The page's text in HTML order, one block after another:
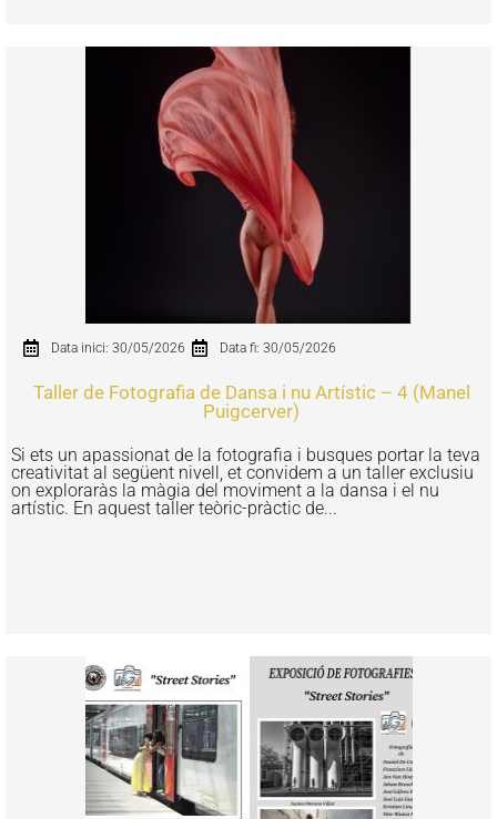
Data inici: 30/05/2026 Data fi: 30/05/2026
Taller de Fotografia de Dansa i nu Artístic – 4 (Manel
Puigcerver)
Si ets un apassionat de la fotografia i busques portar la teva
creativitat al següent nivell, et convidem a un taller exclusiu
on exploraràs la màgia del moviment a la dansa i el nu
artístic. En aquest taller teòric-pràctic de...